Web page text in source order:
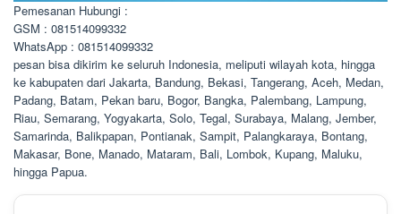
Pemesanan Hubungi :
GSM : 081514099332
WhatsApp : 081514099332
pesan bisa dikirim ke seluruh Indonesia, meliputi wilayah kota, hingga
ke kabupaten dari Jakarta, Bandung, Bekasi, Tangerang, Aceh, Medan,
Padang, Batam, Pekan baru, Bogor, Bangka, Palembang, Lampung,
Riau, Semarang, Yogyakarta, Solo, Tegal, Surabaya, Malang, Jember,
Samarinda, Balikpapan, Pontianak, Sampit, Palangkaraya, Bontang,
Makasar, Bone, Manado, Mataram, Bali, Lombok, Kupang, Maluku,
hingga Papua.